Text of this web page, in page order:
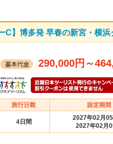
C】博多発 早春の新宮・横
290,000円 ～
4日間
2027年02月
2027年02月